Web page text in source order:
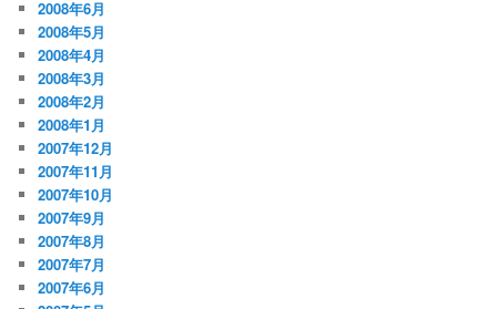
2008年6月
2008年5月
2008年4月
2008年3月
2008年2月
2008年1月
2007年12月
2007年11月
2007年10月
2007年9月
2007年8月
2007年7月
2007年6月